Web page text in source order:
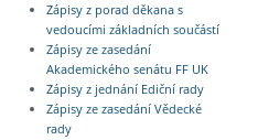
Zápisy z porad děkana s
vedoucími základních součástí
Zápisy ze zasedání
Akademického senátu FF UK
Zápisy z jednání Ediční rady
Zápisy ze zasedání Vědecké
rady